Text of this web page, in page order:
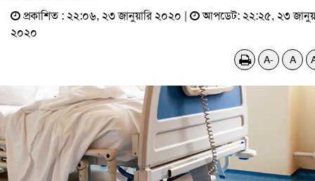
প্রকাশিত : ২২:০৬, ২৩ জানুয়ারি ২০২০ |
আপডেট: ২২:২৫, ২৩
২০২০
A- A